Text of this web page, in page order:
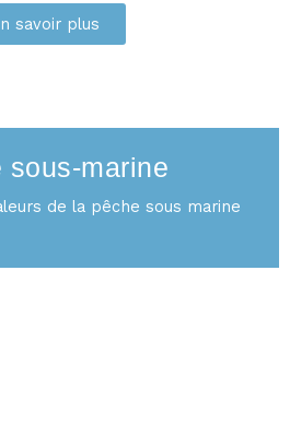
savoir plus
sous-marine
de la pêche sous marine